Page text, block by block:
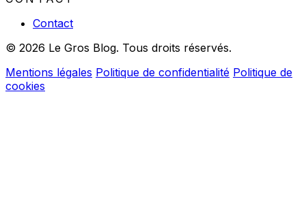
Contact
© 2026 Le Gros Blog. Tous droits réservés.
Mentions légales Politique de confidentialité Politique de
cookies